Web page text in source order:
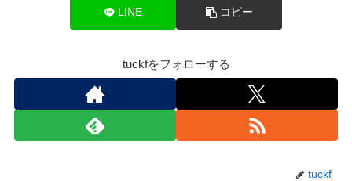
LINE コピー
tuckfをフォローする
tuckf